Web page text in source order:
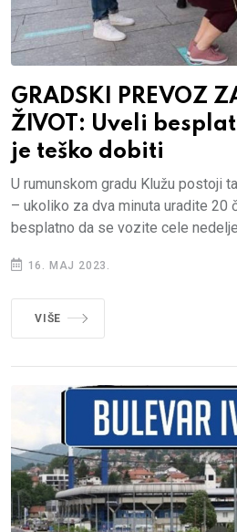
GRADSKI PREVOZ
ŽIVOT: Uveli
je teško dobiti
U rumunskom gradu Klužu postoji
– ukoliko za dva minuta uradite 20
besplatno da se vozite cele
16. MAJ 2023.
VIŠE